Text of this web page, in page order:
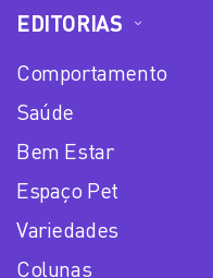
EDITORIAS
Comportamento
Saúde
Bem Estar
Espaço Pet
Variedades
Colunas